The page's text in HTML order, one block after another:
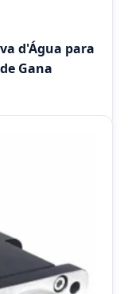
d'Água para
Gana